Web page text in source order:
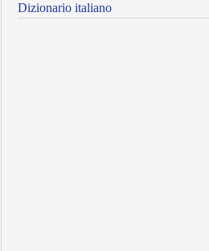
Dizionario italiano